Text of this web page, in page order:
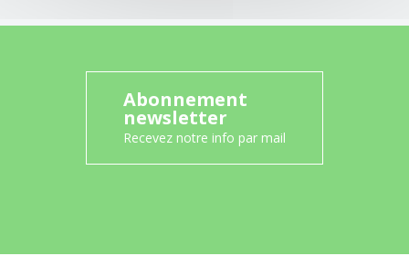
Abonnement
newsletter
Recevez notre info par mail